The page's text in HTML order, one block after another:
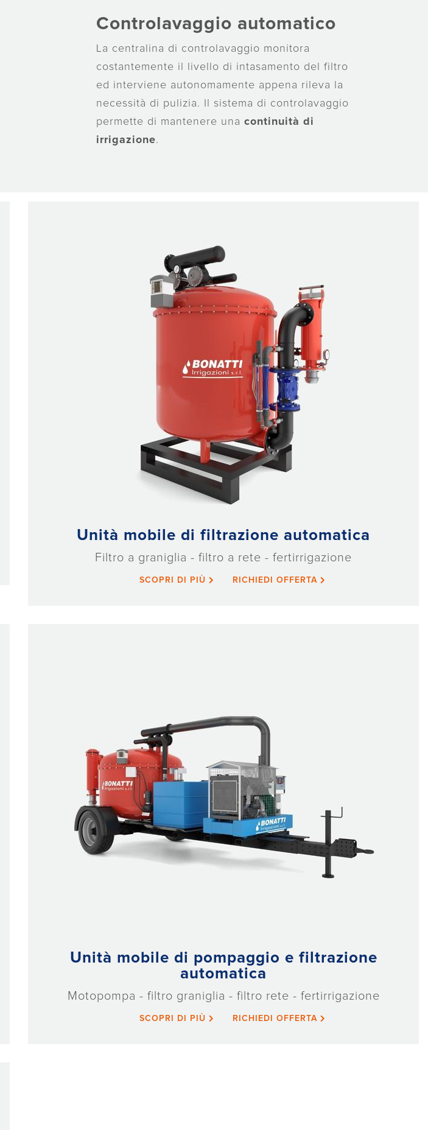
Controlavaggio automatico
La centralina di controlavaggio monitora
costantemente il livello di intasamento del filtro
ed interviene autonomamente appena rileva la
necessità di pulizia. Il sistema di controlavaggio
permette di mantenere una continuità di
irrigazione.
Unità mobile di filtrazione automatica
Filtro a graniglia - filtro a rete - fertirrigazione
SCOPRI DI PIÙ RICHIEDI OFFERTA
Unità mobile di pompaggio e filtrazione
automatica
Motopompa - filtro graniglia - filtro rete - fertirrigazione
SCOPRI DI PIÙ RICHIEDI OFFERTA